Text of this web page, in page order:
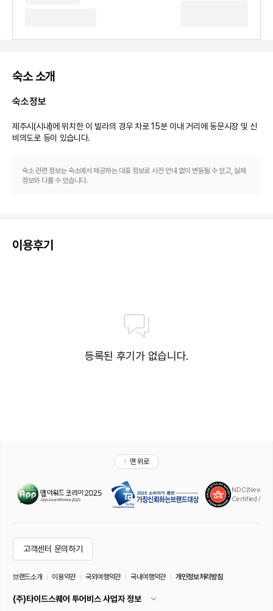
숙소 소개
숙소정보
제주시(시내)에 위치한 이 빌라의 경우 차로 15분 이내 거리에 동문시장 및 신
비의도로 등이 있습니다.
숙소 관련 정보는 숙소에서 제공하는 대표 정보로 사전 안내 없이 변동될 수 있고, 실제
정보와 다를 수 있습니다.
이용후기
등록된 후기가 없습니다.